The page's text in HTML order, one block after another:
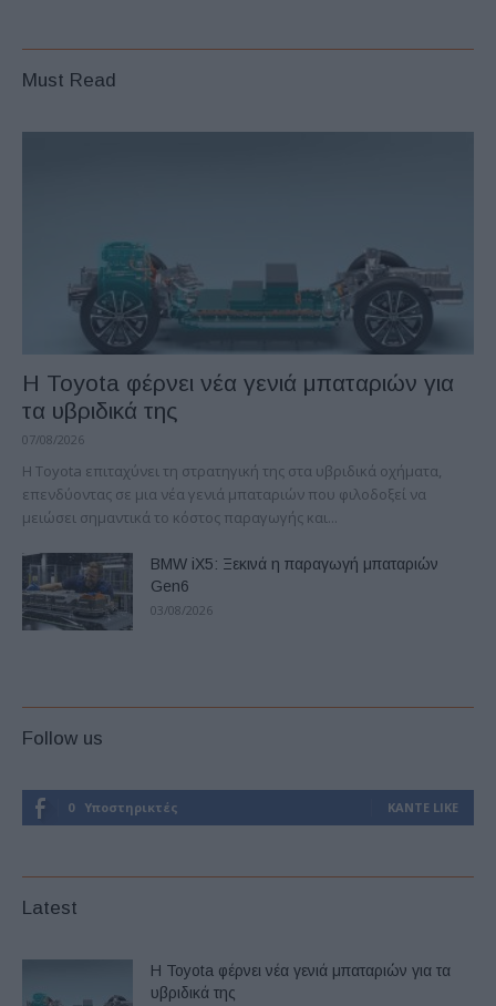
Must Read
Η Toyota φέρνει νέα γενιά μπαταριών για
τα υβριδικά της
07/08/2026
Η Toyota επιταχύνει τη στρατηγική της στα υβριδικά οχήματα,
επενδύοντας σε μια νέα γενιά μπαταριών που φιλοδοξεί να
μειώσει σημαντικά το κόστος παραγωγής και...
BMW iX5: Ξεκινά η παραγωγή μπαταριών
Gen6
03/08/2026
Follow us
0 Υποστηρικτές ΚΆΝΤΕ LIKE
Latest
Η Toyota φέρνει νέα γενιά μπαταριών για τα
υβριδικά της